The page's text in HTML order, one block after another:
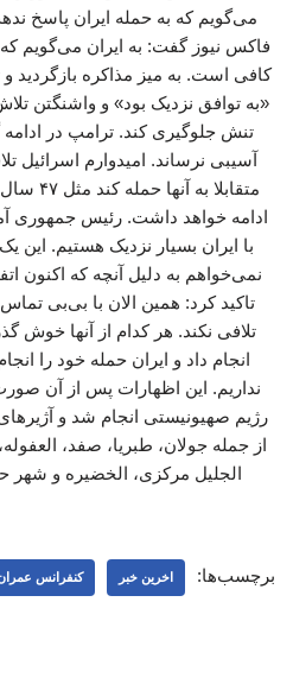
می‌گویم که به حمله ایران پاسخ
فاکس نیوز گفت: به ایران می‌گویم
کافی است. به میز مذاکره بازگردید و
«به توافق نزدیک بود» و واشنگتن
تنش جلوگیری کند. ترامپ در
آسیبی نرساند. امیدوارم اسرائیل
ادامه خواهد داشت. رئیس جمهوری
با ایران بسیار نزدیک هستیم. این
نمی‌خواهم به دلیل آنچه که اکنون
تاکید کرد: همین الان با بی‌بی
تلافی نکند. هر کدام از آنها خوش
انجام داد و ایران حمله خود را
نداریم. این اظهارات پس از آن
رژیم صهیونیستی انجام شد و
از جمله جولان، طبریا، صفد،
الجلیل مرکزی، الخضیره و شهر حیفا
برچسب‌ها: اخرین خبر کنفرانس